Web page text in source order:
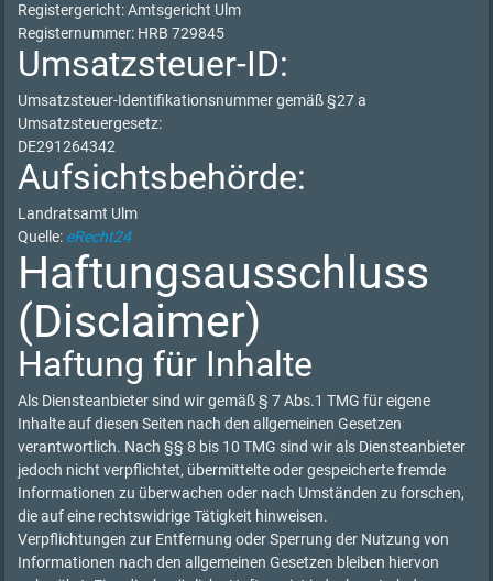
Registergericht: Amtsgericht Ulm
Registernummer: HRB 729845
Umsatzsteuer-ID:
Umsatzsteuer-Identifikationsnummer gemäß §27 a
Umsatzsteuergesetz:
DE291264342
Aufsichtsbehörde:
Landratsamt Ulm
Quelle: eRecht24
Haftungsausschluss
(Disclaimer)
Haftung für Inhalte
Als Diensteanbieter sind wir gemäß § 7 Abs.1 TMG für eigene
Inhalte auf diesen Seiten nach den allgemeinen Gesetzen
verantwortlich. Nach §§ 8 bis 10 TMG sind wir als Diensteanbieter
jedoch nicht verpflichtet, übermittelte oder gespeicherte fremde
Informationen zu überwachen oder nach Umständen zu forschen,
die auf eine rechtswidrige Tätigkeit hinweisen.
Verpflichtungen zur Entfernung oder Sperrung der Nutzung von
Informationen nach den allgemeinen Gesetzen bleiben hiervon